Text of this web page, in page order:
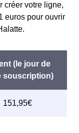
créer votre ligne,
euros pour ouvrir